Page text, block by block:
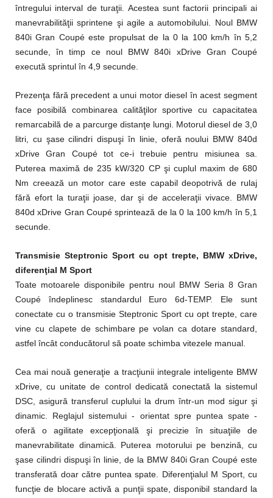
întregului interval de turaţii. Acestea sunt factorii principali ai
manevrabilităţii sprintene şi agile a automobilului. Noul BMW
840i Gran Coupé este propulsat de la 0 la 100 km/h în 5,2
secunde, în timp ce noul BMW 840i xDrive Gran Coupé
execută sprintul în 4,9 secunde.
Prezenţa fără precedent a unui motor diesel în acest segment
face posibilă combinarea calităţilor sportive cu capacitatea
remarcabilă de a parcurge distanţe lungi. Motorul diesel de 3,0
litri, cu şase cilindri dispuşi în linie, oferă noului BMW 840d
xDrive Gran Coupé tot ce-i trebuie pentru misiunea sa.
Puterea maximă de 235 kW/320 CP şi cuplul maxim de 680
Nm creează un motor care este capabil deopotrivă de rulaj
fără efort la turaţii joase, dar şi de acceleraţii vivace. BMW
840d xDrive Gran Coupé sprintează de la 0 la 100 km/h în 5,1
secunde.
Transmisie Steptronic Sport cu opt trepte, BMW xDrive,
diferenţial M Sport
Toate motoarele disponibile pentru noul BMW Seria 8 Gran
Coupé îndeplinesc standardul Euro 6d-TEMP. Ele sunt
conectate cu o transmisie Steptronic Sport cu opt trepte, care
vine cu clapete de schimbare pe volan ca dotare standard,
astfel încât conducătorul să poate schimba vitezele manual.
Cea mai nouă generaţie a tracţiunii integrale inteligente BMW
xDrive, cu unitate de control dedicată conectată la sistemul
DSC, asigură transferul cuplului la drum într-un mod sigur şi
dinamic. Reglajul sistemului - orientat spre puntea spate -
oferă o agilitate excepţională şi precizie în situaţiile de
manevrabilitate dinamică. Puterea motorului pe benzină, cu
şase cilindri dispuşi în linie, de la BMW 840i Gran Coupé este
transferată doar către puntea spate. Diferenţialul M Sport, cu
funcţie de blocare activă a punţii spate, disponibil standard la